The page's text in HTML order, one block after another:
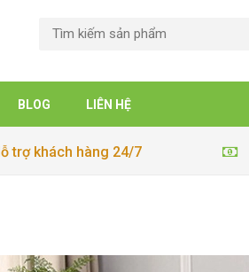
BLOG LIÊN HỆ
trợ khách hàng 24/7